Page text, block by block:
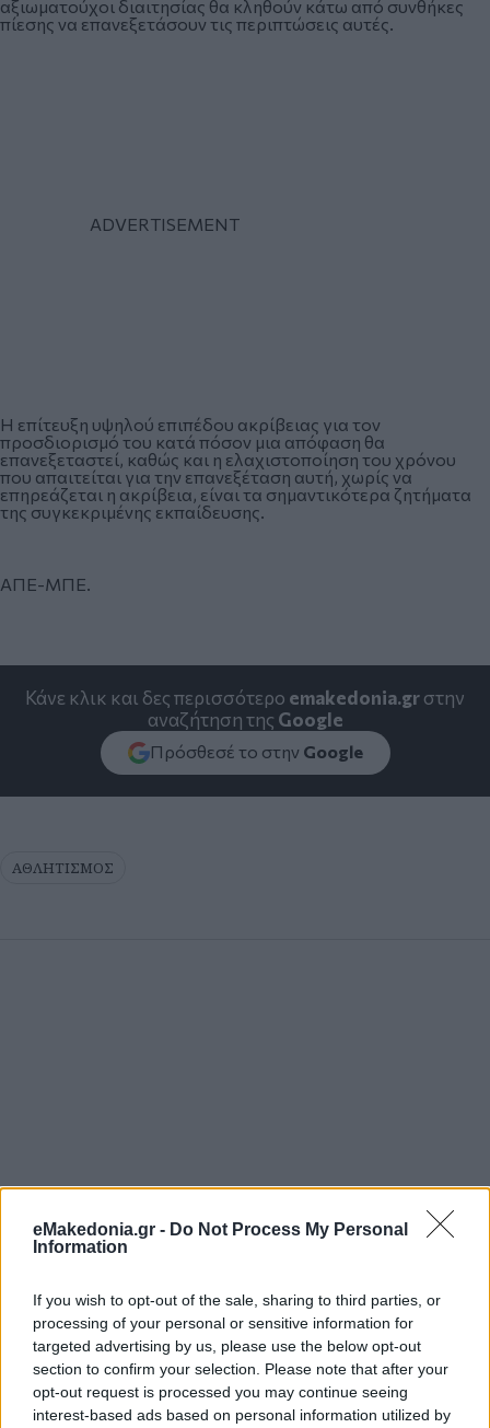
eMakedonia.gr - Do Not Process My Personal
Information
If you wish to opt-out of the sale, sharing to third parties, or
processing of your personal or sensitive information for
targeted advertising by us, please use the below opt-out
section to confirm your selection. Please note that after your
opt-out request is processed you may continue seeing
interest-based ads based on personal information utilized by
αξιωματούχοι διαιτησίας θα κληθούν κάτω από συνθήκες
πίεσης να επανεξετάσουν τις περιπτώσεις αυτές.
Η επίτευξη υψηλού επιπέδου ακρίβειας για τον
προσδιορισμό του κατά πόσον μια απόφαση θα
επανεξεταστεί, καθώς και η ελαχιστοποίηση του χρόνου
που απαιτείται για την επανεξέταση αυτή, χωρίς να
επηρεάζεται η ακρίβεια, είναι τα σημαντικότερα ζητήματα
της συγκεκριμένης εκπαίδευσης.
ΑΠΕ-ΜΠΕ.
Κάνε κλικ και δες περισσότερο emakedonia.grστην
αναζήτηση της Google
Πρόσθεσέ το στην Google
ΑΘΛΗΤΙΣΜΟΣ